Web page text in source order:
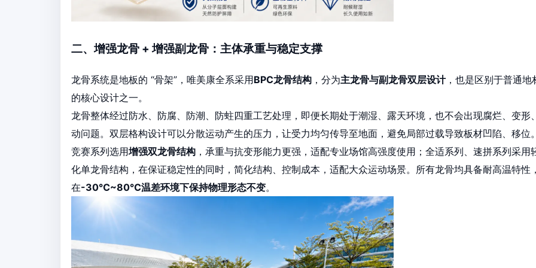
二、增强龙骨 + 增强副龙骨：主体承重与稳定支撑
龙骨系统是地板的 “骨架”，唯美康全系采用BPC龙骨结构 ，分为主龙骨与副龙骨双层设计，也是区别于普通地
的核心设计之一。
龙骨整体经过防水、防腐、防潮、防蛀四重工艺处理，即便长期处于潮湿、露天环境，也不会出现腐烂、变形
动问题。双层格构设计可以分散运动产生的压力，让受力均匀传导至地面，避免局部过载导致板材凹陷、移位。
竞赛系列选用增强双龙骨结构 ，承重与抗变形能力更强，适配专业场馆高强度使用；全适系列、速拼系列采用
化单龙骨结构，在保证稳定性的同时，简化结构、控制成本，适配大众运动场景。所有龙骨均具备耐高温特性
在-30℃~80℃温差环境下保持物理形态不变。